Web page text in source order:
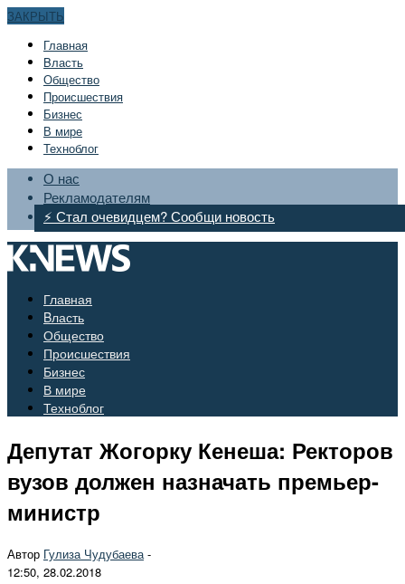
ЗАКРЫТЬ
Главная
Bласть
Общество
Происшествия
Бизнес
В мире
Техноблог
О нас
Рекламодателям
⚡ Стал очевидцем? Сообщи новость
Главная
Bласть
Общество
Происшествия
Бизнес
В мире
Техноблог
Депутат Жогорку Кенеша: Ректоров
вузов должен назначать премьер-
министр
Автор Гулиза Чудубаева-
12:50, 28.02.2018